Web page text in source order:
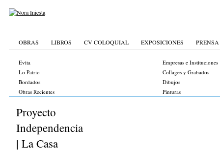
OBRAS LIBROS CV COLOQUIAL EXPOSICIONES PRENSA
Evita
Empresas e Instituciones
Lo Patrio
Collages y Grabados
Bordados
Dibujos
Obras Recientes
Pinturas
Proyecto
Independencia
| La Casa